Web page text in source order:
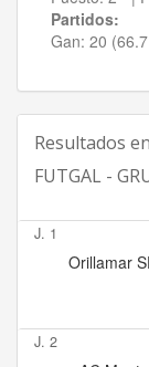
Partidos:
Gan: 20
Resultados en
FUTGAL -
J. 1
Orillamar
J. 2